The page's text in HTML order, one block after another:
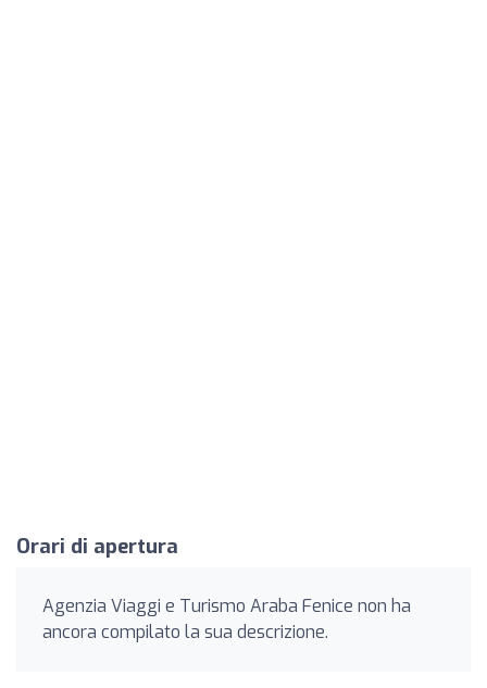
Orari di apertura
Agenzia Viaggi e Turismo Araba Fenice non ha
ancora compilato la sua descrizione.